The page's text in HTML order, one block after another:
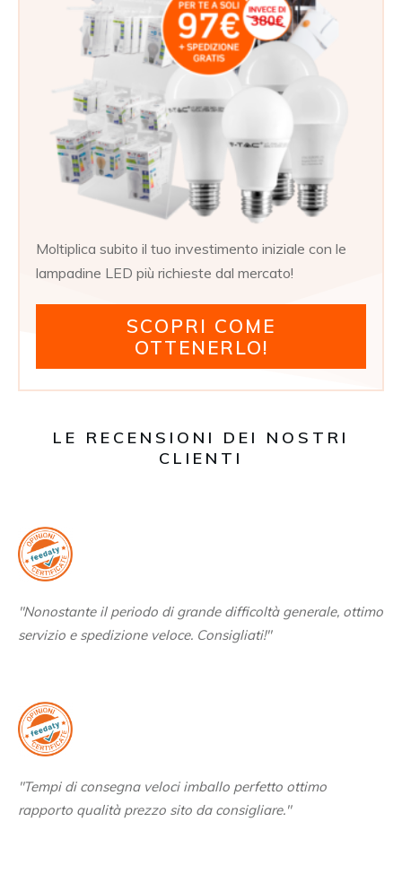
Moltiplica subito il tuo investimento iniziale con le
lampadine LED più richieste dal mercato!
SCOPRI COME
OTTENERLO!
LE RECENSIONI DEI NOSTRI
CLIENTI
"Nonostante il periodo di grande difficoltà generale, ottimo
servizio e spedizione veloce. Consigliati!"
"Tempi di consegna veloci imballo perfetto ottimo
rapporto qualità prezzo sito da consigliare."